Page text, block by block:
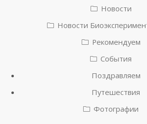
Новости
Новости
Рекомендуем
События
Поздравляем
Путешествия
Фотографии